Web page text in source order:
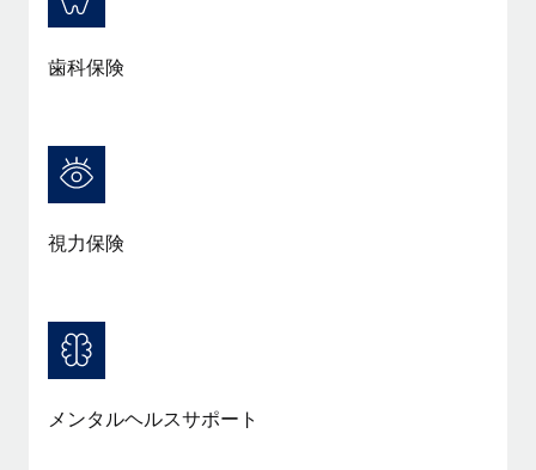
ITデバイスを世界規模で提供・管理
法人設立
移住・転勤
従業員の異動をスムーズに
福利厚生
従業員の福利厚生を簡単に管理
EORおよびPEO
契約社員管理
ブログを読む
ブログ
よびContractor Management Plus（契約社員管理
プラス）
業務に最適な人材を採用し、管理し、給与を支給できるようにす
歯科保険
視力保険
メンタルヘルスサポート